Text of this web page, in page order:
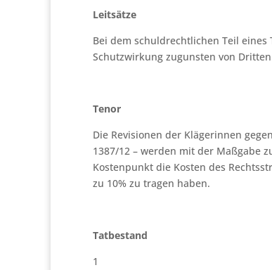
Leitsätze
Bei dem schuldrechtlichen Teil
Schutzwirkung zugunsten von
Tenor
Die Revisionen der Klägerinnen
1387/12 – werden mit der Maßgabe
Kostenpunkt die Kosten des
zu 10% zu tragen haben.
Tatbestand
1